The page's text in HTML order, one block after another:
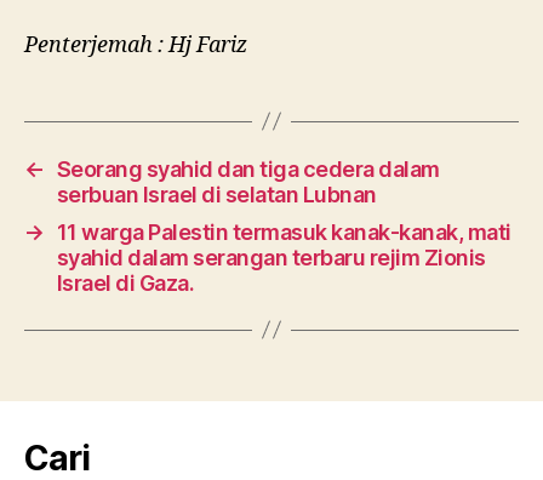
Penterjemah : Hj Fariz
← Seorang syahid dan tiga cedera dalam
serbuan Israel di selatan Lubnan
→
11 warga Palestin termasuk kanak-kanak, mati
syahid dalam serangan terbaru rejim Zionis
Israel di Gaza.
Cari